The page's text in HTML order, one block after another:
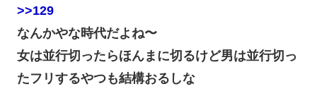
>>129
なんかやな時代だよね〜
女は並行切ったらほんまに切るけど男は並行切っ
たフリするやつも結構おるしな